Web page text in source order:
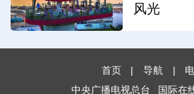
风光
首页 | 导航 |
中央广播电视总台
国际在